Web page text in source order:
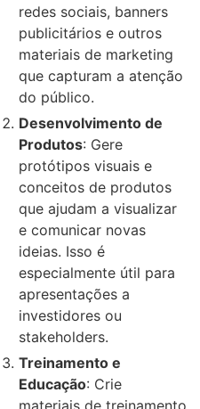
redes sociais, banners
publicitários e outros
materiais de marketing
que capturam a atenção
do público.
Desenvolvimento de
Produtos: Gere
protótipos visuais e
conceitos de produtos
que ajudam a visualizar
e comunicar novas
ideias. Isso é
especialmente útil para
apresentações a
investidores ou
stakeholders.
Treinamento e
Educação: Crie
materiais de treinamento